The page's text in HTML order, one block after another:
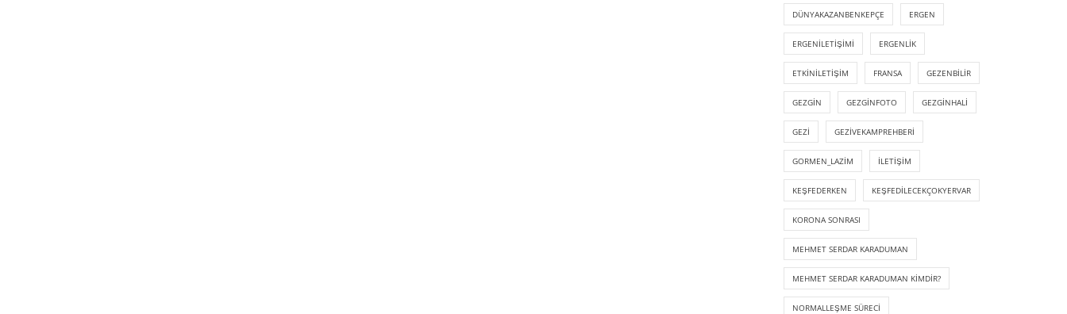
DÜNYAKAZANBENKEPÇE ERGEN
ERGENILETIŞIMI ERGENLIK
ETKINILETIŞIM FRANSA GEZENBILIR
GEZGIN GEZGINFOTO GEZGINHALI
GEZI GEZIVEKAMPREHBERI
GORMEN_LAZIM ILETIŞIM
KEŞFEDERKEN KEŞFEDILECEKÇOKYERVAR
KORONA SONRASI
MEHMET SERDAR KARADUMAN
MEHMET SERDAR KARADUMAN KIMDIR?
NORMALLEŞME SÜRECI